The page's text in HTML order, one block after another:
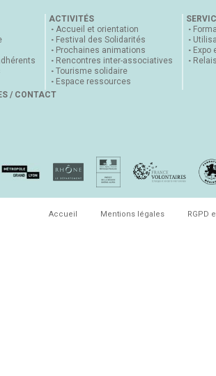
ACTIVITÉS
Accueil et orientation
Festival des Solidarités
Prochaines animations
Rencontres inter-associatives
Tourisme solidaire
Espace ressources
Expo
/ CONTACT
Accueil Mentions légales RGPD